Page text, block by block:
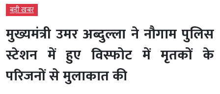
बड़ी खबर
मुख्यमंत्री उमर अब्दुल्ला ने नौगाम पुलिस
स्टेशन में हुए विस्फोट में मृतकों के
परिजनों से मुलाकात की